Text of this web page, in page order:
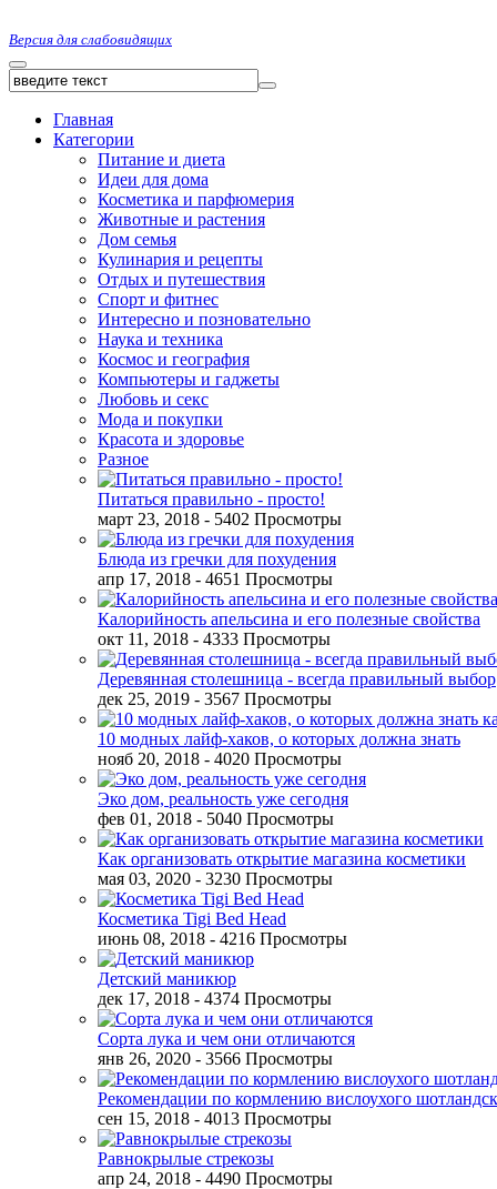
Версия для слабовидящих
Главная
Категории
Питание и диета
Идеи для дома
Косметика и парфюмерия
Животные и растения
Дом семья
Кулинария и рецепты
Отдых и путешествия
Спорт и фитнес
Интересно и позновательно
Наука и техника
Космос и география
Компьютеры и гаджеты
Любовь и секс
Мода и покупки
Красота и здоровье
Разное
Питаться правильно - просто!
март 23, 2018 - 5402 Просмотры
Блюда из гречки для похудения
апр 17, 2018 - 4651 Просмотры
Калорийность апельсина и его полезные свойства
окт 11, 2018 - 4333 Просмотры
Деревянная столешница - всегда правильный выбор
дек 25, 2019 - 3567 Просмотры
10 модных лайф-хаков, о которых должна знать
нояб 20, 2018 - 4020 Просмотры
Эко дом, реальность уже сегодня
фев 01, 2018 - 5040 Просмотры
Как организовать открытие магазина косметики
мая 03, 2020 - 3230 Просмотры
Косметика Tigi Bed Head
июнь 08, 2018 - 4216 Просмотры
Детский маникюр
дек 17, 2018 - 4374 Просмотры
Сорта лука и чем они отличаются
янв 26, 2020 - 3566 Просмотры
Рекомендации по кормлению вислоухого
сен 15, 2018 - 4013 Просмотры
Равнокрылые стрекозы
апр 24, 2018 - 4490 Просмотры